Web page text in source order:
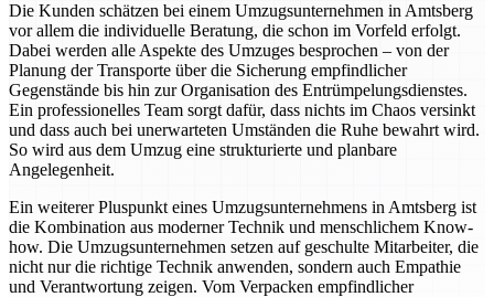
Die Kunden schätzen bei einem Umzugsunternehmen in Amtsberg
vor allem die individuelle Beratung, die schon im Vorfeld erfolgt.
Dabei werden alle Aspekte des Umzuges besprochen – von der
Planung der Transporte über die Sicherung empfindlicher
Gegenstände bis hin zur Organisation des Entrümpelungsdienstes.
Ein professionelles Team sorgt dafür, dass nichts im Chaos versinkt
und dass auch bei unerwarteten Umständen die Ruhe bewahrt wird.
So wird aus dem Umzug eine strukturierte und planbare
Angelegenheit.
Ein weiterer Pluspunkt eines Umzugsunternehmens in Amtsberg ist
die Kombination aus moderner Technik und menschlichem Know-
how. Die Umzugsunternehmen setzen auf geschulte Mitarbeiter, die
nicht nur die richtige Technik anwenden, sondern auch Empathie
und Verantwortung zeigen. Vom Verpacken empfindlicher